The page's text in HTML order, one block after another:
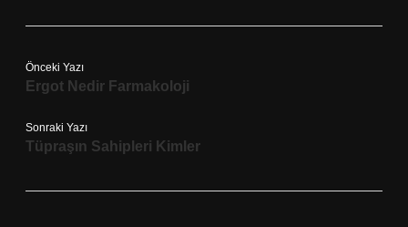
Önceki Yazı
Ergot Nedir Farmakoloji
Sonraki Yazı
Tüpraşın Sahipleri Kimler